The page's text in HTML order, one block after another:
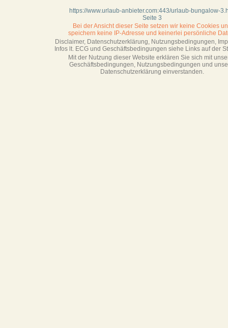
https://www.urlaub-anbieter.com:443/urlaub-bungalow-
Seite 3
Bei der Ansicht dieser Seite setzen wir keine Cookies
speichern keine IP-Adresse und keinerlei persönliche
Disclaimer, Datenschutzerklärung, Nutzungsbedingungen,
Infos lt. ECG und Geschäftsbedingungen siehe Links auf der
Mit der Nutzung dieser Website erklären Sie sich mit
Geschäftsbedin­gungen, Nutzungsbedingungen und
Datenschutzerklärung einverstanden.